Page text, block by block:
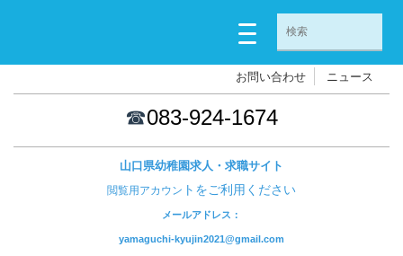
お問い合わせ ニュース
☎083-924-1674
山口県幼稚園求人・求職サイト
閲覧用アカウン トをご利用ください
メールアドレス：
yamaguchi-kyujin2021@gmail.com